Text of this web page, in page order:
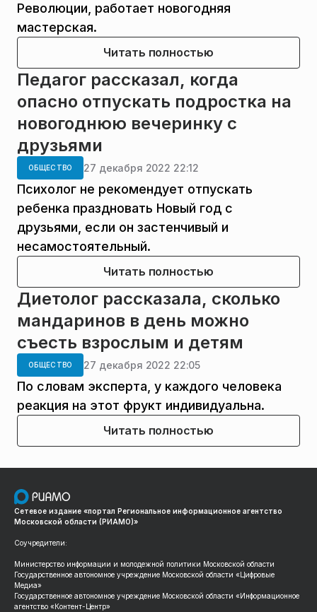
Революции, работает новогодняя
мастерская.
Читать полностью
Педагог рассказал, когда
опасно отпускать подростка на
новогоднюю вечеринку с
друзьями
ОБЩЕСТВО 27 декабря 2022 22:12
Психолог не рекомендует отпускать
ребенка праздновать Новый год с
друзьями, если он застенчивый и
несамостоятельный.
Читать полностью
Диетолог рассказала, сколько
мандаринов в день можно
съесть взрослым и детям
ОБЩЕСТВО 27 декабря 2022 22:05
По словам эксперта, у каждого человека
реакция на этот фрукт индивидуальна.
Читать полностью
Сетевое издание «портал Региональное информационное агентство
Московской области (РИАМО)»
Соучредители:
Министерство информации и молодежной политики Московской области
Государственное автономное учреждение Московской области «Цифровые
Медиа»
Государственное автономное учреждение Московской области «Информационное
агентство «Контент-Центр»